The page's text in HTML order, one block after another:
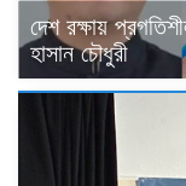
দেশ রক্ষায়
হাসান চৌধুরী